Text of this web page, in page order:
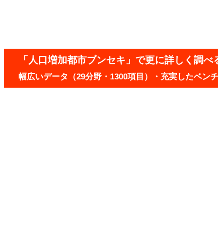
「人口増加都市ブンセキ」で更に詳しく調べ
幅広いデータ（29分野・1300項目）・充実したベン